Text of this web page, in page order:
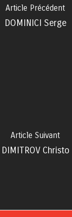
Article Précédent
DOMINICI Serge
Article Suivant
DIMITROV Christo